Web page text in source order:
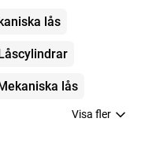
lås
lås
Visa fler